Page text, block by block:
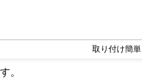
取り付け簡単
。